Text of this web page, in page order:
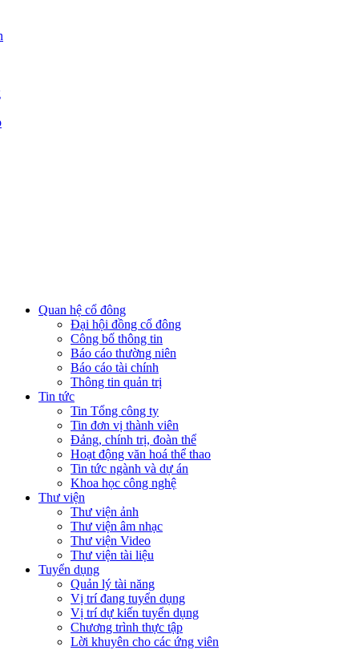
Quan hệ cổ đông
Đại hội đồng cổ đông
Công bố thông tin
Báo cáo thường niên
Báo cáo tài chính
Thông tin quản trị
Tin tức
Tin Tổng công ty
Tin đơn vị thành viên
Đảng, chính trị, đoàn thể
Hoạt động văn hoá thể thao
Tin tức ngành và dự án
Khoa học công nghệ
Thư viện
Thư viện ảnh
Thư viện âm nhạc
Thư viện Video
Thư viện tài liệu
Tuyển dụng
Quản lý tài năng
Vị trí đang tuyển dụng
Vị trí dự kiến tuyển dụng
Chương trình thực tập
Lời khuyên cho các ứng viên